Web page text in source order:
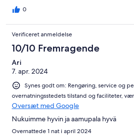
0
Verificeret anmeldelse
10/10 Fremragende
Ari
7. apr. 2024
Synes godt om: Rengøring, service og
overnatningsstedets tilstand og faciliteter,
Oversæt med Google
Nukuimme hyvin ja aamupala hyvä
Overnattede 1 nat i april 2024